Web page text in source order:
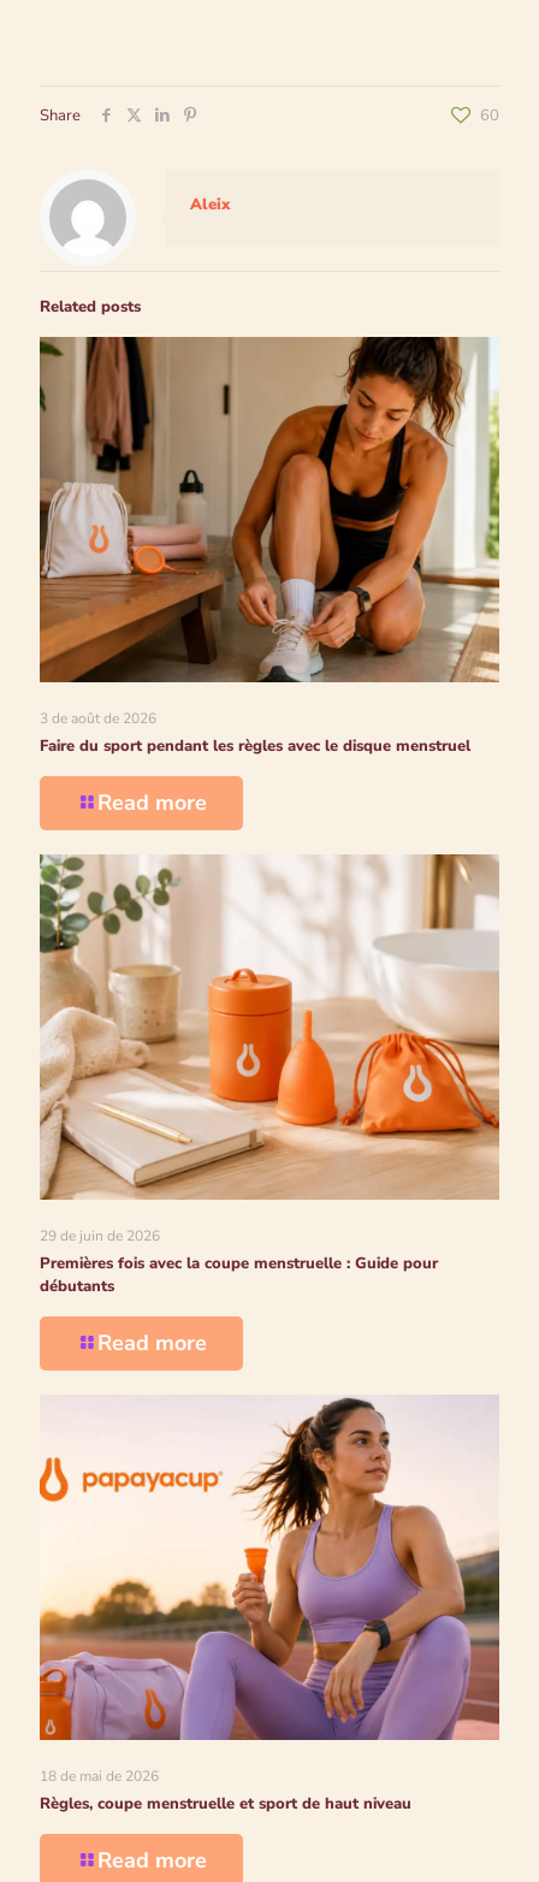
Share 60
Aleix
Related posts
3 de août de 2026
Faire du sport pendant les règles avec le disque menstruel
Read more
29 de juin de 2026
Premières fois avec la coupe menstruelle : Guide pour
débutants
Read more
18 de mai de 2026
Règles, coupe menstruelle et sport de haut niveau
Read more